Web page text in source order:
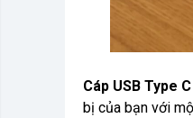
Cáp USB Type
bị của bạn với